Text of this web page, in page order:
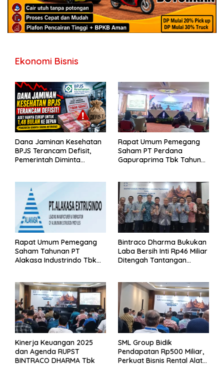
Ekonomi Bisnis
Dana Jaminan Kesehatan
BPJS Terancam Defisit,
Pemerintah Diminta
Rapat Umum Pemegang
Saham PT Perdana
Gapuraprima Tbk Tahun
Rapat Umum Pemegang
Saham Tahunan PT
Alakasa Industrindo Tbk
Bintraco Dharma Bukukan
Laba Bersih Inti Rp46 Miliar
Ditengah Tantangan
Kinerja Keuangan 2025
dan Agenda RUPST
BINTRACO DHARMA Tbk
SML Group Bidik
Pendapatan Rp500 Miliar,
Perkuat Bisnis Rental Alat